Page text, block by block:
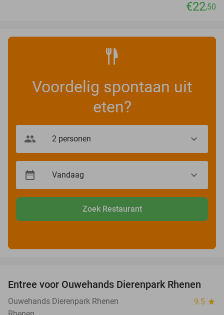
€22,50
Voordelig spontaan uit
eten?
Zoek Restaurant
19%
Entree voor Ouwehands Dierenpark Rhenen
Ouwehands Dierenpark Rhenen 9.5 star